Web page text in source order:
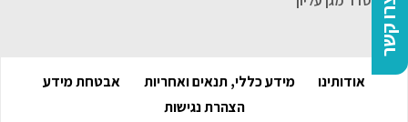
צרו קשר
אודותינו מידע כללי, תנאים ואחריות
אבטחת מידע
הצהרת נגישות